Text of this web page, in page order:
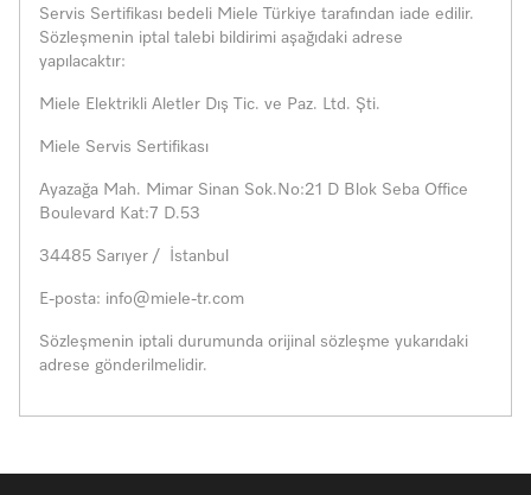
Servis Sertifikası bedeli Miele Türkiye tarafından iade edilir.
Sözleşmenin iptal talebi bildirimi aşağıdaki adrese
yapılacaktır:
Miele Elektrikli Aletler Dış Tic. ve Paz. Ltd. Şti.
Miele Servis Sertifikası
Ayazağa Mah. Mimar Sinan Sok.No:21 D Blok Seba Office
Boulevard Kat:7 D.53
34485 Sarıyer / İstanbul
E-posta: info@miele-tr.com
Sözleşmenin iptali durumunda orijinal sözleşme yukarıdaki
adrese gönderilmelidir.